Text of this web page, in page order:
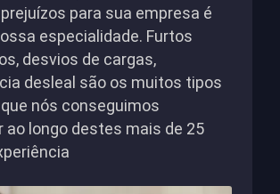
para sua empresa é
especialidade. Furtos
desvios de cargas,
desleal são os muitos tipos
nós conseguimos
ao longo destes mais de 25